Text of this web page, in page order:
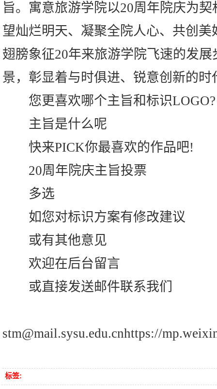
旨。寓意旅游学院以20周年院庆为
望灿烂明天、凝聚全院人心、共创
翅膀象征20年来旅游学院飞速的发
景，彰显着与时俱进、锐意创新的时
您更喜欢哪个主旨和标识LOGO?
主旨是什么呢
快来PICK你最喜欢的作品吧!
20周年院庆主旨投票
多选
如您对标识方案有修改建议
或有其他意见
欢迎在后台留言
或直接发送邮件联系我们
stm@mail.sysu.edu.cnhttps://
标签: